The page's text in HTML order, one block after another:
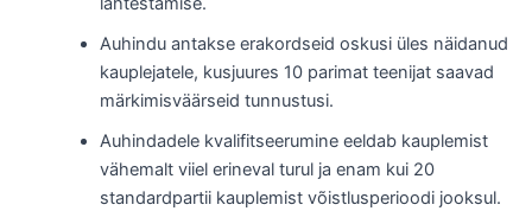
Auhindu antakse erakordseid oskusi üles näidanud
kauplejatele, kusjuures 10 parimat teenijat saavad
märkimisväärseid tunnustusi.
Auhindadele kvalifitseerumine eeldab kauplemist
vähemalt viiel erineval turul ja enam kui 20
standardpartii kauplemist võistlusperioodi jooksul.